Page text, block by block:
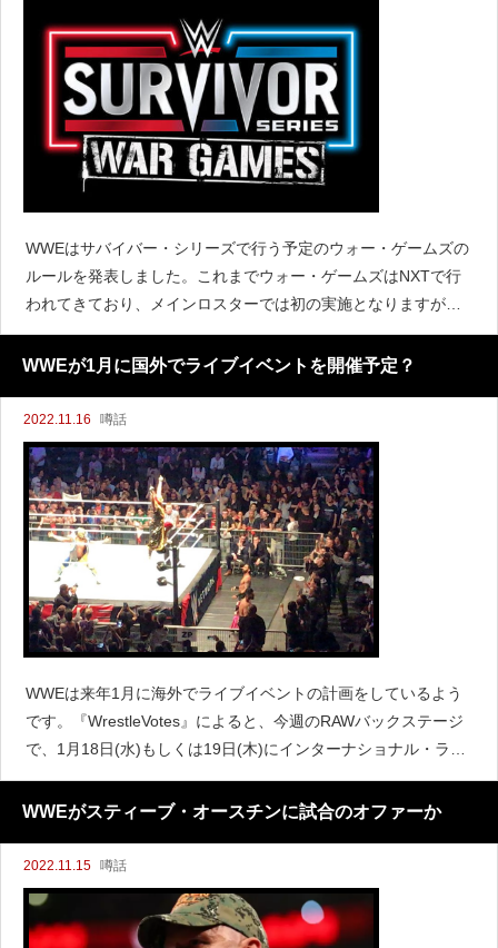
WWEはサバイバー・シリーズで行う予定のウォー・ゲームズの
ルールを発表しました。これまでウォー・ゲームズはNXTで行
われてきており、メインロスターでは初の実施となりますが、
ルールは概ねNXTで使用したものと同じものとなるようです。H
ere&#39;s everything you n
WWEが1月に国外でライブイベントを開催予定？
2022.11.16 噂話
WWEは来年1月に海外でライブイベントの計画をしているよう
です。『WrestleVotes』によると、今週のRAWバックステージ
で、1月18日(水)もしくは19日(木)にインターナショナル・ライ
ブイベントが行われる話があったと伝えています。開催地がど
こになるのかはわからないとし、この
WWEがスティーブ・オースチンに試合のオファーか
2022.11.15 噂話